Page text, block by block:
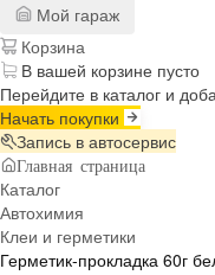
Мой гараж
Корзина
В вашей корзине пусто
Перейдите в каталог и
Начать покупки
Запись в автосервис
Главная страница
Каталог
Автохимия
Клеи и герметики
Герметик-прокладка 60г